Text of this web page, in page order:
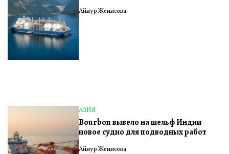
Айнур Женисова
ОПУБЛИКОВАНО
В
АЗИЯ
Bourbon вывело на шельф Индии
новое судно для подводных работ
Айнур Женисова